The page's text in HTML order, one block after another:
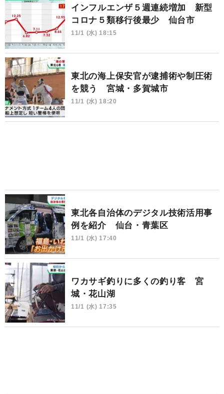
インフルエンザ５週連続増加 新型
コロナ５類移行後最少 仙台市
11/1 (水) 18:15
東北の海上保安官が逮捕術や制圧術
を競う 宮城・多賀城市
11/1 (水) 18:20
東北各自治体のデジタル技術活用事
例を紹介 仙台・青葉区
11/1 (水) 17:40
ワカサギ釣りに多くの釣り客 宮
城・花山湖
11/1 (水) 17:35